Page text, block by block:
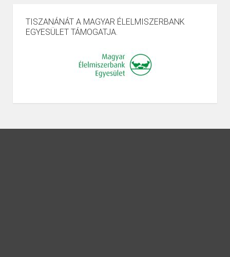
TISZANÁNÁT A MAGYAR ÉLELMISZERBANK
EGYESÜLET TÁMOGATJA.